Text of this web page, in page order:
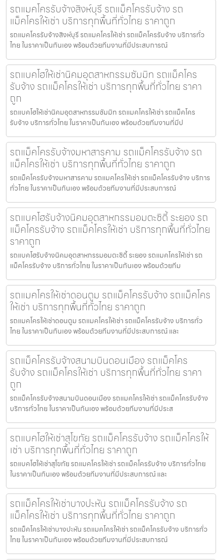
รถแมคโครรับจ้างสิงห์บุรี รถแม็คโครรับจ้าง รถ
แม็คโครให้เช่า บริการทุกพื้นที่ทั่วไทย ราคาถูก
รถแมคโครรับจ้างสิงห์บุรี รถแมคโครให้เช่า รถแม็คโครรับจ้าง บริการทั่ว
ไทย ในราคาเป็นกันเอง พร้อมด้วยทีมงานที่มีประสบการณ์
รถแบคโฮให้เช่านิคมอุตสาหกรรมซัมมิท รถแม็คโคร
รับจ้าง รถแม็คโครให้เช่า บริการทุกพื้นที่ทั่วไทย ราคา
ถูก
รถแบคโฮให้เช่านิคมอุตสาหกรรมซัมมิท รถแมคโครให้เช่า รถแม็คโคร
รับจ้าง บริการทั่วไทย ในราคาเป็นกันเอง พร้อมด้วยทีมงานที่มีป
รถแม็คโครรับจ้างมหาสารคาม รถแม็คโครรับจ้าง รถ
แม็คโครให้เช่า บริการทุกพื้นที่ทั่วไทย ราคาถูก
รถแม็คโครรับจ้างมหาสารคาม รถแมคโครให้เช่า รถแม็คโครรับจ้าง บริการ
ทั่วไทย ในราคาเป็นกันเอง พร้อมด้วยทีมงานที่มีประสบการณ์
รถแบคโฮรับจ้างนิคมอุตสาหกรรมอมตะซิตี้ ระยอง รถ
แม็คโครรับจ้าง รถแม็คโครให้เช่า บริการทุกพื้นที่ทั่วไทย
ราคาถูก
รถแบคโฮรับจ้างนิคมอุตสาหกรรมอมตะซิตี้ ระยอง รถแมคโครให้เช่า รถ
แม็คโครรับจ้าง บริการทั่วไทย ในราคาเป็นกันเอง พร้อมด้วยทีม
รถแมคโครให้เช่าดอนตูม รถแม็คโครรับจ้าง รถแม็คโคร
ให้เช่า บริการทุกพื้นที่ทั่วไทย ราคาถูก
รถแมคโครให้เช่าดอนตูม รถแมคโครให้เช่า รถแม็คโครรับจ้าง บริการทั่ว
ไทย ในราคาเป็นกันเอง พร้อมด้วยทีมงานที่มีประสบการณ์ และ
รถแม็คโครรับจ้างสนามบินดอนเมือง รถแม็คโคร
รับจ้าง รถแม็คโครให้เช่า บริการทุกพื้นที่ทั่วไทย ราคา
ถูก
รถแม็คโครรับจ้างสนามบินดอนเมือง รถแมคโครให้เช่า รถแม็คโครรับจ้าง
บริการทั่วไทย ในราคาเป็นกันเอง พร้อมด้วยทีมงานที่มีประส
รถแบคโฮให้เช่าสุโขทัย รถแม็คโครรับจ้าง รถแม็คโครให้
เช่า บริการทุกพื้นที่ทั่วไทย ราคาถูก
รถแบคโฮให้เช่าสุโขทัย รถแมคโครให้เช่า รถแม็คโครรับจ้าง บริการทั่วไทย
ในราคาเป็นกันเอง พร้อมด้วยทีมงานที่มีประสบการณ์ และ
รถแม็คโครให้เช่าบางปะหัน รถแม็คโครรับจ้าง รถ
แม็คโครให้เช่า บริการทุกพื้นที่ทั่วไทย ราคาถูก
รถแม็คโครให้เช่าบางปะหัน รถแมคโครให้เช่า รถแม็คโครรับจ้าง บริการทั่ว
ไทย ในราคาเป็นกันเอง พร้อมด้วยทีมงานที่มีประสบการณ์